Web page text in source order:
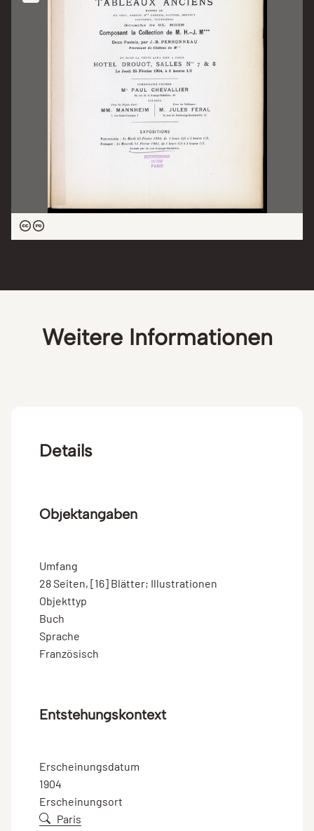
gouache de Cl. Hoin :
composant la Collection
de M. H.-J. M*** : deux
Perronneau : provenant
du Château de M*** : et
dont la vente aura lieu à
Paris, Hôtel Drouot, Salles
Nos 7 &amp; 8, le jeudi 25
les objets d'art M.
Mannheim, pour les
tableaux Jules Féral
Weitere Informationen
Details
Objektangaben
Umfang
28 Seiten, [16] Blätter; Illustrationen
Objekttyp
Buch
Sprache
Französisch
Entstehungskontext
Erscheinungsdatum
1904
Erscheinungsort
Paris